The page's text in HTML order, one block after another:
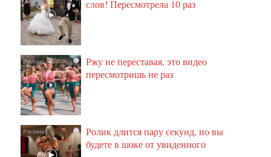
слов! Пересмотрела 10 раз
i
Ржу не переставая, это видео
пересмотришь не раз
i
Ролик длится пару секунд, но вы
будете в шоке от увиденного